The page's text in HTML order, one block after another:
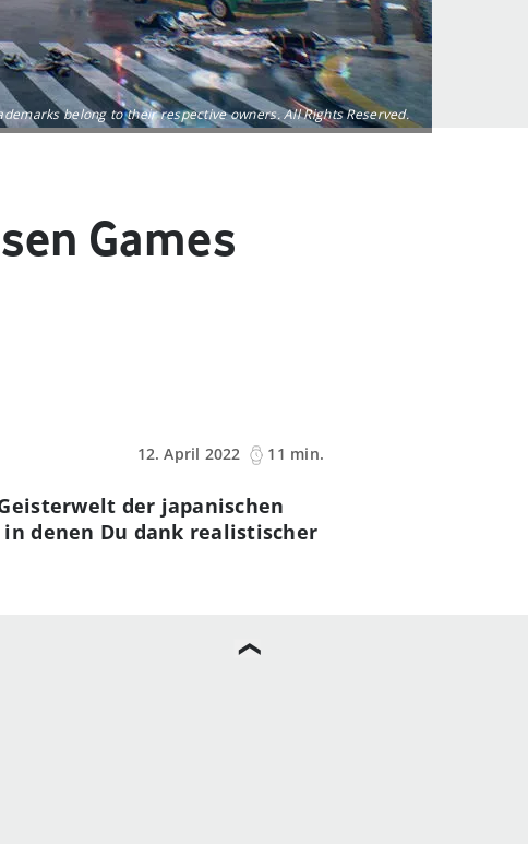
belong to their respective owners. All Rights Reserved.
Games
12. April 2022
11 min.
der japanischen
denen Du dank realistischer